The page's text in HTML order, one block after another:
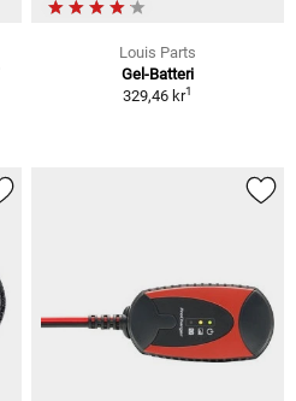
Louis Parts
Gel-Batteri
329,46 kr1